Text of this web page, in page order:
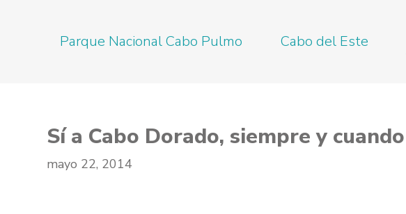
Cabo del Este
Parque Nacional Cabo Pulmo
Sí a Cabo Dorado, siempre y
mayo 22, 2014